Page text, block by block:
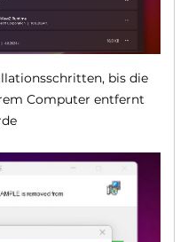
bis die
Computer entfernt